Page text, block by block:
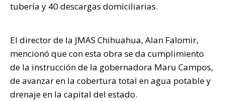
tubería y 40 descargas domiciliarias.
El director de la JMAS Chihuahua, Alan Falomir,
mencionó que con esta obra se da cumplimiento
de la instrucción de la gobernadora Maru Campos,
de avanzar en la cobertura total en agua potable y
drenaje en la capital del estado.